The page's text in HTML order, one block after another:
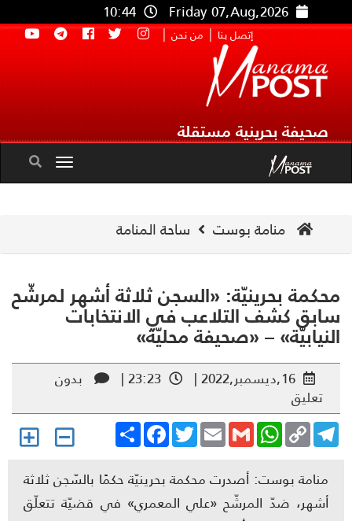
Friday 07,Aug,2026
10:44
إتصل بنا | من نحن |
صحيفة بحرينية مستقلة
Toggle
navigation
منامة بوست ساحة المنامة
بحرينيّة: «السجن ثلاثة أشهر لمرشّح
كشف التلاعب في الانتخابات
– «صحيفة محليّة»
16,ديسمبر,2022 | 23:23 |
بدون
تعليق
Share
FacebookTwitterEmailGmail
WhatsAppCopy
Link
منامة بوست: أصدرت محكمة بحرينيّة حكمًا بالسّجن ثلاثة
أشهر، ضدّ المرشّح «علي المعمري» في قضيّة تتعلّق